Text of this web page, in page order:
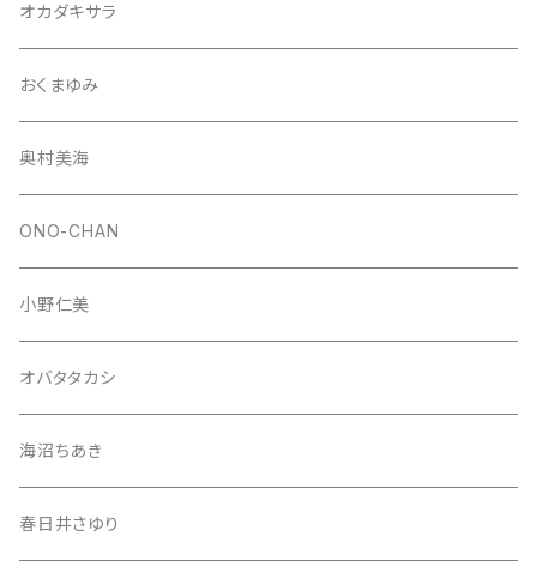
オカダキサラ
おくまゆみ
奥村美海
ONO-CHAN
小野仁美
オバタタカシ
海沼ちあき
春日井さゆり